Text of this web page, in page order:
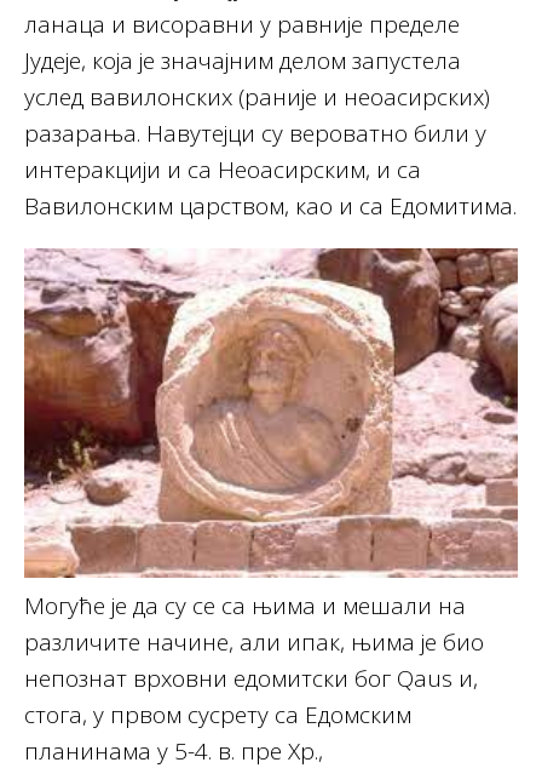
ланаца и висоравни у равније пределе
Јудеје, која је значајним делом запустела
услед вавилонских (раније и неоасирских)
разарања. Навутејци су вероватно били у
интеракцији и са Неоасирским, и са
Вавилонским царством, као и са Едомитима.
Могуће је да су се са њима и мешали на
различите начине, али ипак, њима је био
непознат врховни едомитски бог Qaus и,
стога, у првом сусрету са Едомским
планинама у 5-4. в. пре Хр.,